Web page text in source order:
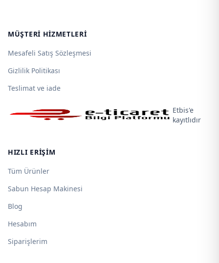
MÜŞTERI HIZMETLERI
Mesafeli Satış Sözleşmesi
Gizlilik Politikası
Teslimat ve iade
Etbis'e
kayıtlıdır
HIZLI ERIŞIM
Tüm Ürünler
Sabun Hesap Makinesi
Blog
Hesabım
Siparişlerim